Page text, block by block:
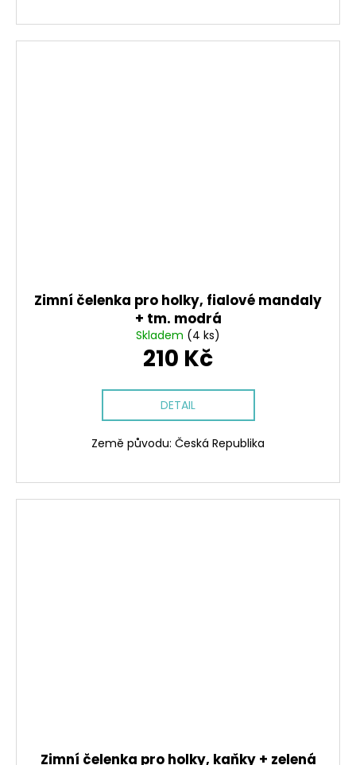
Zimní čelenka pro holky, fialové mandaly
+ tm. modrá
Skladem (4 ks)
210 Kč
DETAIL
Země původu: Česká Republika
Zimní čelenka pro holky, kaňky + zelená